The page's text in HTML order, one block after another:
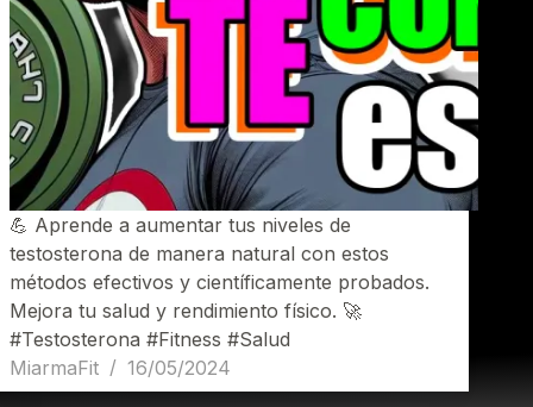
💪 Aprende a aumentar tus niveles de
testosterona de manera natural con estos
métodos efectivos y científicamente probados.
Mejora tu salud y rendimiento físico. 🚀
#Testosterona #Fitness #Salud
MiarmaFit
16/05/2024